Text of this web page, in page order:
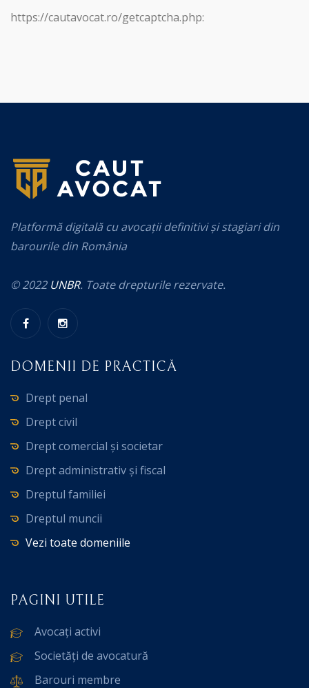
https://cautavocat.ro/getcaptcha.php:
Platformă digitală cu avocații definitivi și stagiari din
barourile din România
© 2022 UNBR. Toate drepturile rezervate.
DOMENII DE PRACTICĂ
Drept penal
Drept civil
Drept comercial și societar
Drept administrativ și fiscal
Dreptul familiei
Dreptul muncii
Vezi toate domeniile
PAGINI UTILE
Avocați activi
Societăți de avocatură
Barouri membre